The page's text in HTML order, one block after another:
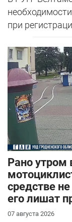
при
Рано утром
средстве
его лишат
07 августа 2026